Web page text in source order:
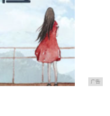
广告